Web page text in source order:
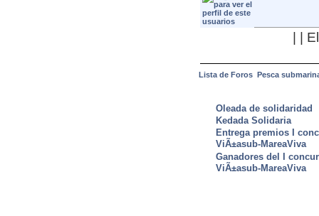
| |
Lista de Foros Pesca
Oleada de solidaridad
Kedada Solidaria
Entrega premios I
ViÃ±asub-MareaViva
Ganadores del I
ViÃ±asub-MareaViva